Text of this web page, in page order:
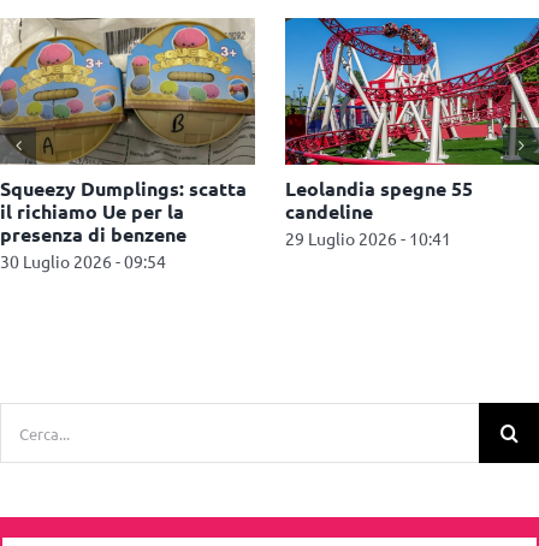
AliExpress: maxi multa da
550 milioni di euro per la
vendita di prodotti illegali
27 Luglio 2026 - 11:09
Spielwarenmesse 2027
amplia l’offerta con i
Manufacturing Services